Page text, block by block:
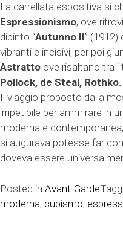
La carrellata espositiva si
Espressionismo, ove
dipinto “Autunno II” (1912)
vibranti e incisivi, per poi
Astratto ove risaltano tra i
Pollock, de Steal, Rothko.
Il viaggio proposto dalla
irripetibile per ammirare in
moderna e
si augurava potesse far
doveva essere
Posted in Avant-Garde
moderna, cubismo,